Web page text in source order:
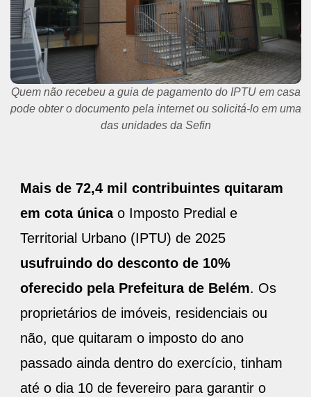
Quem não recebeu a guia de pagamento do IPTU em casa
pode obter o documento pela internet ou solicitá-lo em uma
das unidades da Sefin
Mais de 72,4 mil contribuintes quitaram
em cota únicao Imposto Predial e
Territorial Urbano (IPTU) de 2025
usufruindo do desconto de 10%
oferecido pela Prefeitura de Belém. Os
proprietários de imóveis, residenciais ou
não, que quitaram o imposto do ano
passado ainda dentro do exercício, tinham
até o dia 10 de fevereiro para garantir o